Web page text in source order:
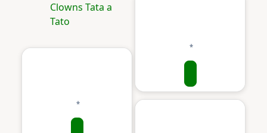
Clowns Tata a
Tato